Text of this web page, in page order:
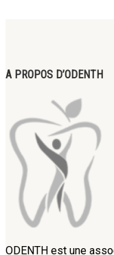
A PROPOS D’ODENTH
ODENTH est une